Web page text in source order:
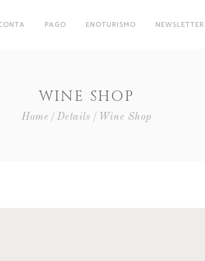
PAGO ENOTURISMO NEWSLETTER
WINE SHOP
Home Details Wine Shop